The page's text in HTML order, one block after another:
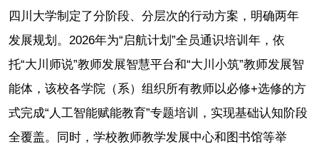
四川大学制定了分阶段、分层次的行动方案，明确两年
发展规划。2026年为“启航计划”全员通识培训年，依
托“大川师说”教师发展智慧平台和“大川小筑”教师发展智
能体，该校各学院（系）组织所有教师以必修+选修的方
式完成“人工智能赋能教育”专题培训，实现基础认知阶段
全覆盖。同时，学校教师教学发展中心和图书馆等举